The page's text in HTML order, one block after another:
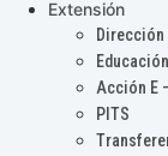
Extensión
Acción E
PITS